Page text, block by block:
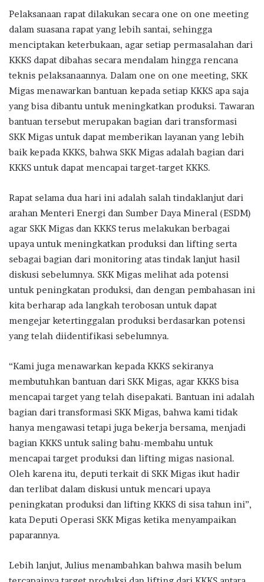
Pelaksanaan rapat dilakukan secara one on one meeting
dalam suasana rapat yang lebih santai, sehingga
menciptakan keterbukaan, agar setiap permasalahan dari
KKKS dapat dibahas secara mendalam hingga rencana
teknis pelaksanaannya. Dalam one on one meeting, SKK
Migas menawarkan bantuan kepada setiap KKKS apa saja
yang bisa dibantu untuk meningkatkan produksi. Tawaran
bantuan tersebut merupakan bagian dari transformasi
SKK Migas untuk dapat memberikan layanan yang lebih
baik kepada KKKS, bahwa SKK Migas adalah bagian dari
KKKS untuk dapat mencapai target-target KKKS.
Rapat selama dua hari ini adalah salah tindaklanjut dari
arahan Menteri Energi dan Sumber Daya Mineral (ESDM)
agar SKK Migas dan KKKS terus melakukan berbagai
upaya untuk meningkatkan produksi dan lifting serta
sebagai bagian dari monitoring atas tindak lanjut hasil
diskusi sebelumnya. SKK Migas melihat ada potensi
untuk peningkatan produksi, dan dengan pembahasan ini
kita berharap ada langkah terobosan untuk dapat
mengejar ketertinggalan produksi berdasarkan potensi
yang telah diidentifikasi sebelumnya.
“Kami juga menawarkan kepada KKKS sekiranya
membutuhkan bantuan dari SKK Migas, agar KKKS bisa
mencapai target yang telah disepakati. Bantuan ini adalah
bagian dari transformasi SKK Migas, bahwa kami tidak
hanya mengawasi tetapi juga bekerja bersama, menjadi
bagian KKKS untuk saling bahu-membahu untuk
mencapai target produksi dan lifting migas nasional.
Oleh karena itu, deputi terkait di SKK Migas ikut hadir
dan terlibat dalam diskusi untuk mencari upaya
peningkatan produksi dan lifting KKKS di sisa tahun ini”,
kata Deputi Operasi SKK Migas ketika menyampaikan
paparannya.
Lebih lanjut, Julius menambahkan bahwa masih belum